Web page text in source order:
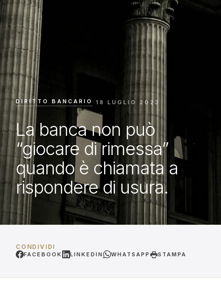
DIRITTO BANCARIO · 18 LUGLIO 2023
La banca non può
“giocare di rimessa”
quando è chiamata a
rispondere di usura.
CONDIVIDI
FACEBOOK LINKEDIN WHATSAPP STAMPA